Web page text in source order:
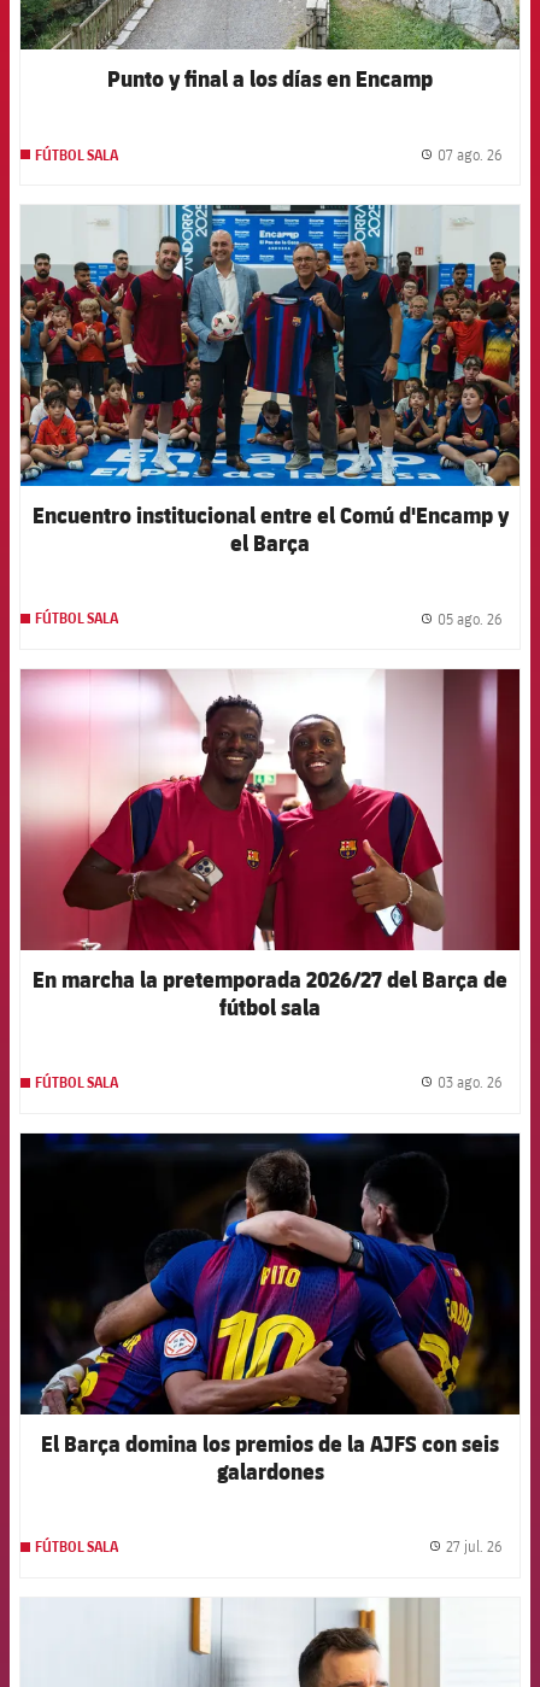
Punto y final a los días en Encamp
FÚTBOL SALA 07 ago. 26
FCB Barcelona badge
Encuentro institucional entre el Comú d'Encamp y
el Barça
FÚTBOL SALA 05 ago. 26
FCB Barcelona badge
En marcha la pretemporada 2026/27 del Barça de
fútbol sala
FÚTBOL SALA 03 ago. 26
FCB Barcelona badge
El Barça domina los premios de la AJFS con seis
galardones
FÚTBOL SALA 27 jul. 26
FCB Barcelona badge